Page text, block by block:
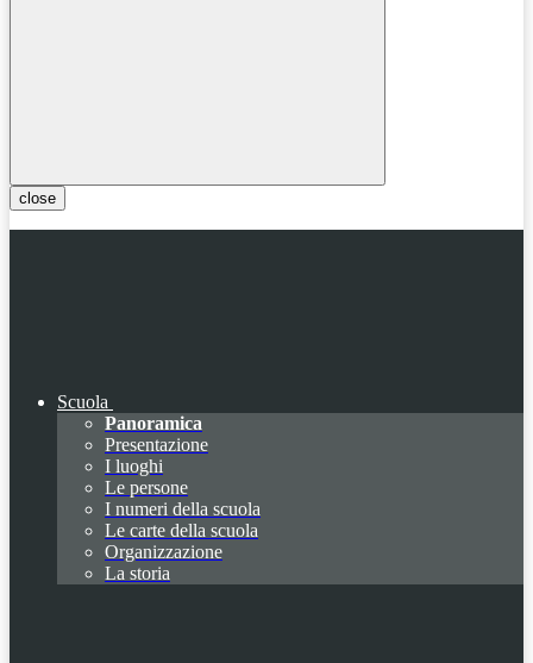
close
Scuola
Panoramica
Presentazione
I luoghi
Le persone
I numeri della scuola
Le carte della scuola
Organizzazione
La storia